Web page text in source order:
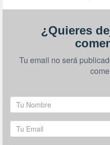
¿Quieres
Tu email no será